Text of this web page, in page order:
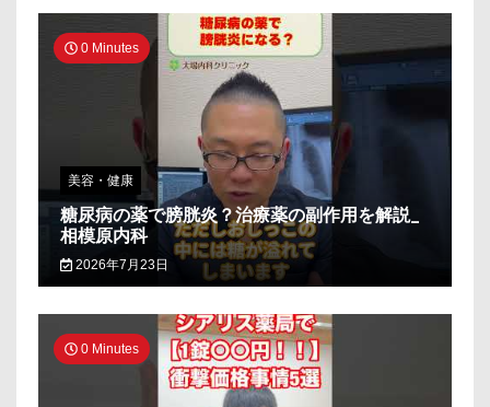
0 Minutes
美容・健康
糖尿病の薬で膀胱炎？治療薬の副作用を解説_
相模原内科
2026年7月23日
0 Minutes